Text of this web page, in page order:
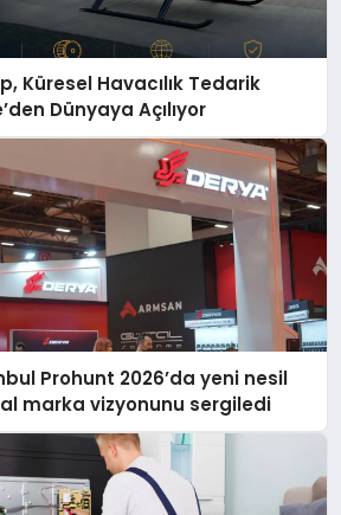
Küresel Havacılık Tedarik
Dünyaya Açılıyor
Prohunt 2026’da yeni nesil
marka vizyonunu sergiledi